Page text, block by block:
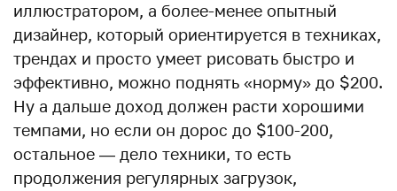
иллюстратором, а более-менее опытный
дизайнер, который ориентируется в техниках,
трендах и просто умеет рисовать быстро и
эффективно, можно поднять «норму» до $200.
Ну а дальше доход должен расти хорошими
темпами, но если он дорос до $100-200,
остальное — дело техники, то есть
продолжения регулярных загрузок,